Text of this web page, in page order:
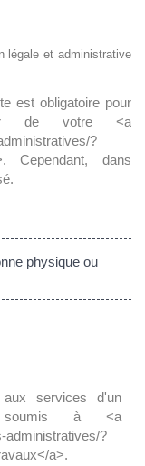
légale et administrative
est obligatoire pour
de votre <a
?
Cependant, dans
physique ou
services d'un
soumis à <a
administratives/?
a>.